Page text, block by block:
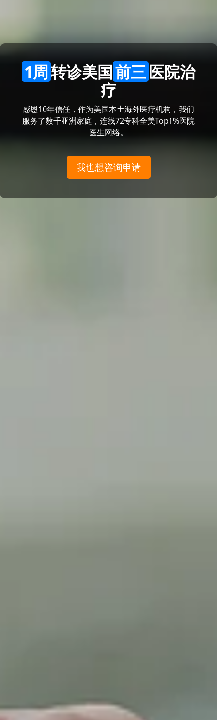
1周转诊美国前三医院治
疗
感恩10年信任，作为美国本土海外医疗机构，我们
服务了数千亚洲家庭，连线72专科全美Top1%医院
医生网络。
我也想咨询申请